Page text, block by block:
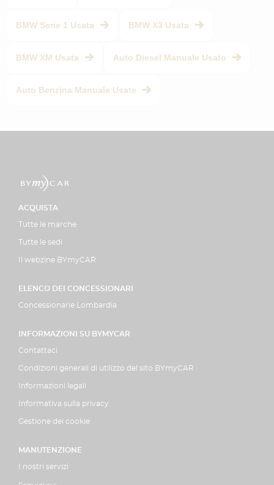
BMW Serie 1 Usata BMW X3 Usata
BMW XM Usata Auto Diesel Manuale Usato
Auto Benzina Manuale Usate
ACQUISTA
Tutte le marche
Tutte le sedi
Il webzine BYmyCAR
ELENCO DEI CONCESSIONARI
Concessionarie Lombardia
INFORMAZIONI SU BYMYCAR
Contattaci
Condizioni generali di utilizzo del sito BYmyCAR
Informazioni legali
Informativa sulla privacy
Gestione dei cookie
MANUTENZIONE
I nostri servizi